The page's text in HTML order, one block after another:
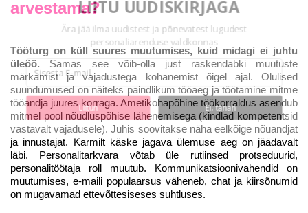
arvestama?
Tööturg on küll suures muutumises, kuid midagi ei juhtu
üleöö. Samas see võib-olla just raskendabki muutuste
märkamist ja vajadustega kohanemist õigel ajal. Olulised
suundumused on näiteks paindlikum tööaeg ja töötamine mitme
tööandja juures korraga. Ametikohapõhine töökorraldus asendub
mitmel pool nõudluspõhise lähenemisega (kindlad kompetentsid
vastavalt vajadusele). Juhis soovitakse näha eelkõige nõuandjat
ja innustajat. Karmilt käske jagava ülemuse aeg on jäädavalt
läbi. Personalitarkvara võtab üle rutiinsed protseduurid,
personalitöötaja roll muutub. Kommunikatsioonivahendid on
muutumises, e-maili populaarsus väheneb, chat ja kiirsõnumid
on mugavamad ettevõttesiseses suhtluses.
LIITU UUDISKIRJAGA
Ära jää ilma uudistest ja põnevatest lugudest
personaliarenduse valdkonnas
Ei, tänan
Liitun